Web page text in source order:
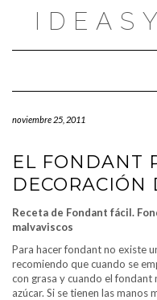
noviembre 25, 2011
EL FONDANT
DECORACIÓN
Receta de Fondant fácil.
malvaviscos
Para hacer fondant no existe
recomiendo que cuando se
con grasa y cuando el
azúcar. Si se tienen las manos